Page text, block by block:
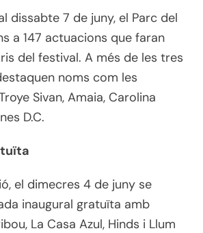
dissabte 7 de juny, el Parc del
a 147 actuacions que faran
del festival. A més de les tres
noms com les
Sivan, Amaia, Carolina
D.C.
el dimecres 4 de juny se
inaugural gratuïta amb
La Casa Azul, Hinds i Llum